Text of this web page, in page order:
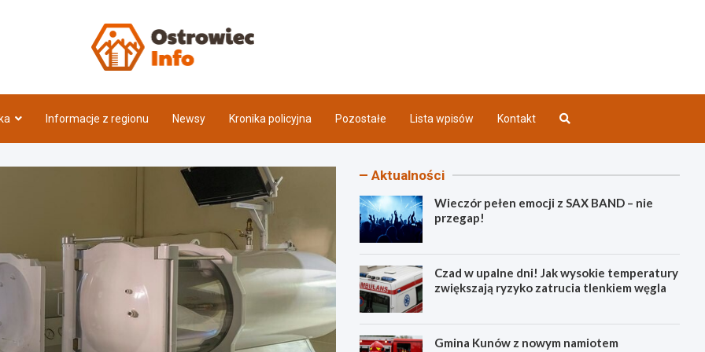
Informacje z regionu Newsy Kronika policyjna Pozostałe Lista wpisów Kontakt
Aktualności
Wieczór pełen emocji z SAX BAND – nie
przegap!
Czad w upalne dni! Jak wysokie temperatury
zwiększają ryzyko zatrucia tlenkiem węgla
Gmina Kunów z nowym namiotem